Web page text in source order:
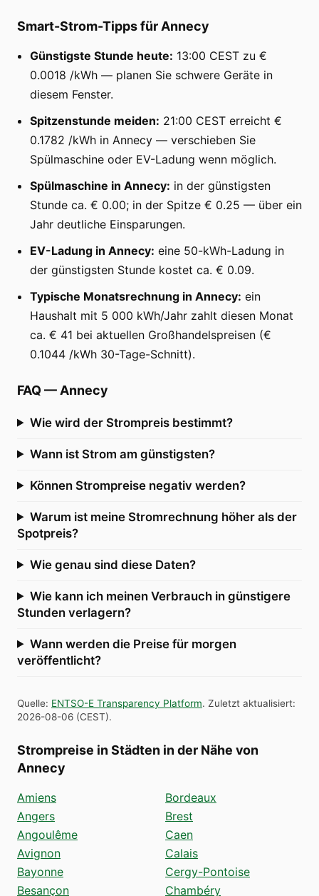
Smart-Strom-Tipps für Annecy
Günstigste Stunde heute: 13:00 CEST zu €
0.0018 /kWh — planen Sie schwere Geräte in
diesem Fenster.
Spitzenstunde meiden: 21:00 CEST erreicht €
0.1782 /kWh in Annecy — verschieben Sie
Spülmaschine oder EV-Ladung wenn möglich.
Spülmaschine in Annecy: in der günstigsten
Stunde ca. € 0.00; in der Spitze € 0.25 — über ein
Jahr deutliche Einsparungen.
EV-Ladung in Annecy: eine 50-kWh-Ladung in
der günstigsten Stunde kostet ca. € 0.09.
Typische Monatsrechnung in Annecy: ein
Haushalt mit 5 000 kWh/Jahr zahlt diesen Monat
ca. € 41 bei aktuellen Großhandelspreisen (€
0.1044 /kWh 30-Tage-Schnitt).
FAQ — Annecy
Wie wird der Strompreis bestimmt?
Wann ist Strom am günstigsten?
Können Strompreise negativ werden?
Warum ist meine Stromrechnung höher als der
Spotpreis?
Wie genau sind diese Daten?
Wie kann ich meinen Verbrauch in günstigere
Stunden verlagern?
Wann werden die Preise für morgen
veröffentlicht?
Quelle: ENTSO-E Transparency Platform. Zuletzt aktualisiert:
2026-08-06 (CEST).
Strompreise in Städten in der Nähe von
Annecy
Amiens
Angers
Angoulême
Avignon
Bayonne
Besançon
Bordeaux
Brest
Caen
Calais
Cergy-Pontoise
Chambéry